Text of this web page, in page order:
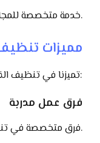
خدمة متخصصة للمجالس العربية باستخدام تقنيات البخار.
مميزات
تميزنا في تنظيف الفلل بالمدينة المنورة يجعلنا الخيار الأمثل:
فرق عمل مدربة
فرق متخصصة في تنظيف الفلل ذات المساحات الكبيرة.